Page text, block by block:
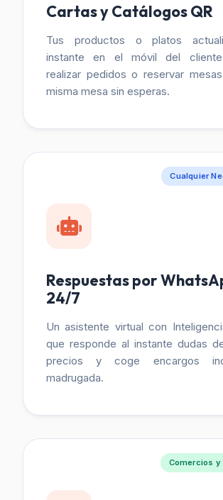
Cartas y Catálogos QR
Tus productos o platos
instante en el móvil del
realizar pedidos o reservar
misma mesa sin esperas.
Cualquier
Respuestas por
24/7
Un asistente virtual con
que responde al instante dudas
precios y coge encargos
madrugada.
Comercios y